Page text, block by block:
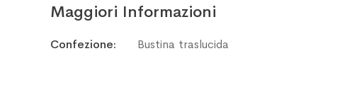
Maggiori Informazioni
Informazioni
Confezione Bustina traslucida